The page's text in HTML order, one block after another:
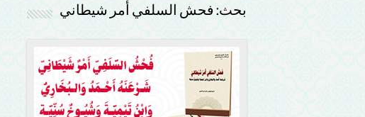
بحث: فحش السلفي أمر شيطاني